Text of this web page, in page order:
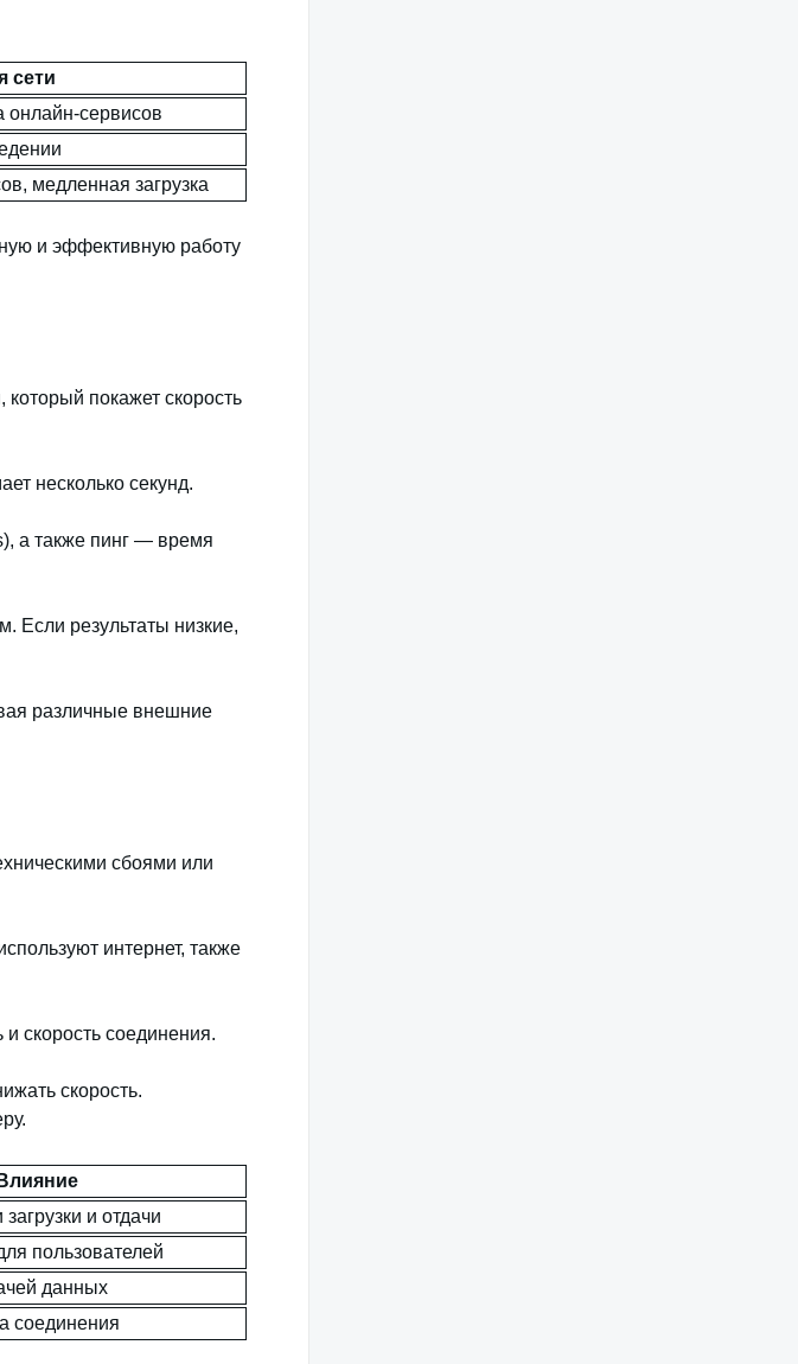
сети
онлайн-сервисов
медленная загрузка
и эффективную работу
покажет скорость
несколько секунд.
а также пинг — время
Если результаты низкие,
различные внешние
сбоями или
интернет, также
скорость соединения.
скорость.
Влияние
и отдачи
пользователей
данных
соединения